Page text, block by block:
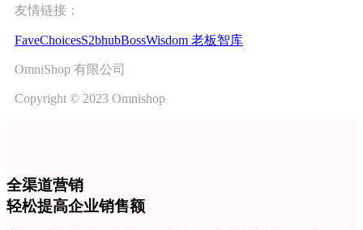
友情链接：
FaveChoicesS2bhubBossWisdom 老板智库
OmniShop 有限公司
Copyright © 2023 Omnishop
全渠道营销
轻松提高企业销售额